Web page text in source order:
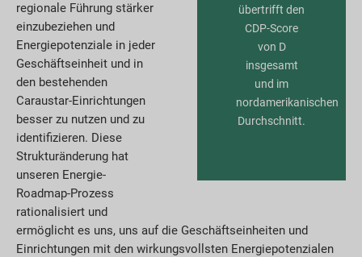
übertrifft den
CDP-Score
von D
insgesamt
und im
nordamerikanischen
Durchschnitt.
regionale Führung stärker
einzubeziehen und
Energiepotenziale in jeder
Geschäftseinheit und in
den bestehenden
Caraustar-Einrichtungen
besser zu nutzen und zu
identifizieren. Diese
Strukturänderung hat
unseren Energie-
Roadmap-Prozess
rationalisiert und
ermöglicht es uns, uns auf die Geschäftseinheiten und
Einrichtungen mit den wirkungsvollsten Energiepotenzialen